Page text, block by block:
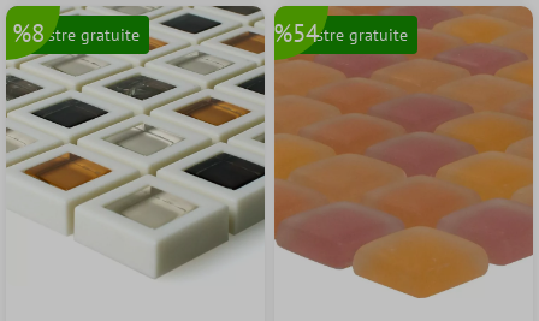
Mostre gratuite
%8 Mostre gratuite
%54